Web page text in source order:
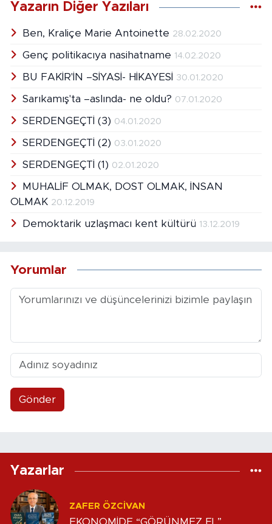
Yazarın Diğer Yazıları
Ben, Kraliçe Marie Antoinette 28.02.2020
Genç politikacıya nasihatname 14.02.2020
BU FAKİR'İN –SİYASİ- HİKAYESİ 30.01.2020
Sarıkamış'ta –aslında- ne oldu? 07.01.2020
SERDENGEÇTİ (3) 04.01.2020
SERDENGEÇTİ (2) 03.01.2020
SERDENGEÇTİ (1) 02.01.2020
MUHALİF OLMAK, DOST OLMAK, İNSAN
OLMAK 20.12.2019
Demoktarik uzlaşmacı kent kültürü 13.12.2019
Yorumlar
Gönder
Yazarlar
ZAFER ÖZCIVAN
EKONOMİDE “GÖRÜNMEZ EL”